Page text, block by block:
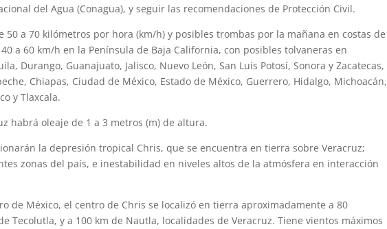
del Agua (Conagua), y seguir las recomendaciones de Protección Civil.
50 a 70 kilómetros por hora (km/h) y posibles trombas por la mañana en costas de
a 60 km/h en la Península de Baja California, con posibles tolvaneras en
Durango, Guanajuato, Jalisco, Nuevo León, San Luis Potosí, Sonora y Zacatecas,
Chiapas, Ciudad de México, Estado de México, Guerrero, Hidalgo, Michoacán,
y Tlaxcala.
habrá oleaje de 1 a 3 metros (m) de altura.
la depresión tropical Chris, que se encuentra en tierra sobre Veracruz;
zonas del país, e inestabilidad en niveles altos de la atmósfera en interacción
de México, el centro de Chris se localizó en tierra aproximadamente a 80
Tecolutla, y a 100 km de Nautla, localidades de Veracruz. Tiene vientos máximos